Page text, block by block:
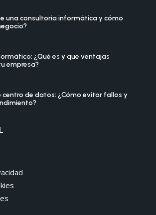
una consultoría informática y cómo
¿Qué es y qué ventajas
empresa?
de datos: ¿Cómo evitar fallos y